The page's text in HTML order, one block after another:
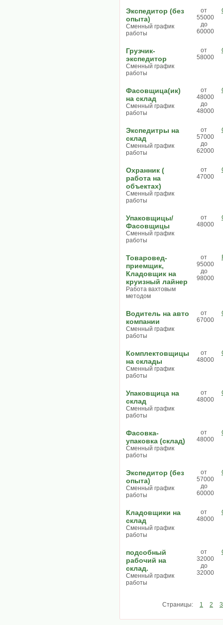
Экспедитор (без
опыта)
Сменный график
работы
от
55000
до
60000
Грузчик-
экспедитор
Сменный график
работы
от
58000
Фасовщица(ик)
на склад
Сменный график
работы
от
48000
до
48000
Экспедитры на
склад
Сменный график
работы
от
57000
до
62000
Охранник (
работа на
объектах)
Сменный график
работы
от
47000
Упаковщицы/
Фасовщицы
Сменный график
работы
от
48000
Товаровед-
приемщик,
Кладовщик на
круизный лайнер
Работа вахтовым
методом
от
95000
до
98000
Водитель на авто
компании
Сменный график
работы
от
67000
Комплектовщицы
на склады
Сменный график
работы
от
48000
Упаковщица на
склад
Сменный график
работы
от
48000
Фасовка-
упаковка (склад)
Сменный график
работы
от
48000
Экспедитор (без
опыта)
Сменный график
работы
от
57000
до
60000
Кладовщики на
склад
Сменный график
работы
от
48000
подсобный
рабочий на
склад.
Сменный график
работы
от
32000
до
32000
Страницы: 1 2 3